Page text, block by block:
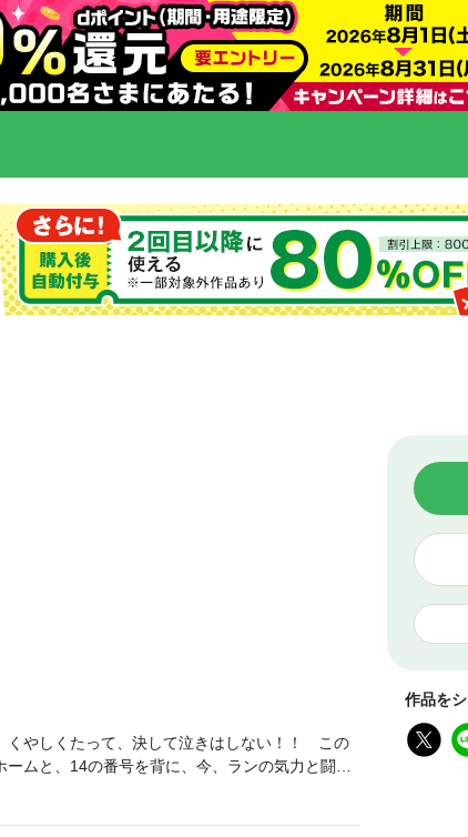
作品を
やしくたって、決して泣きはしない！！ この
ムと、14の番号を背に、今、ランの気力と闘志